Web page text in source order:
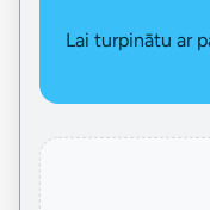
Lai turpinātu ar